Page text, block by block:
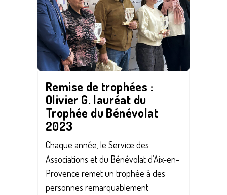
Remise de trophées :
Olivier G. lauréat du
Trophée du Bénévolat
2023
Chaque année, le Service des
Associations et du Bénévolat d’Aix-en-
Provence remet un trophée à des
personnes remarquablement